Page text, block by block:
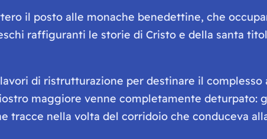
il posto alle monache benedettine, che
raffiguranti le storie di Cristo e della santa
di ristrutturazione per destinare il
maggiore venne completamente
tracce nella volta del corridoio che conduceva